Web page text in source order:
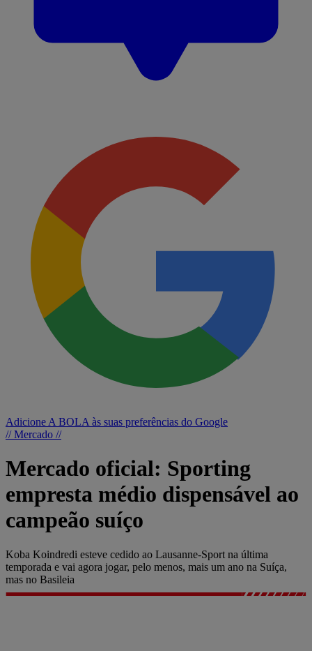
Adicione A BOLA às suas preferências do Google
// Mercado //
Mercado oficial: Sporting
empresta médio dispensável ao
campeão suíço
Koba Koindredi esteve cedido ao Lausanne-Sport na última
temporada e vai agora jogar, pelo menos, mais um ano na Suíça,
mas no Basileia